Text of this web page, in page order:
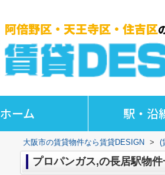
ホーム 駅・沿
大阪市の賃貸物件なら賃貸DESIGN > (
プロパンガス,の長居駅物